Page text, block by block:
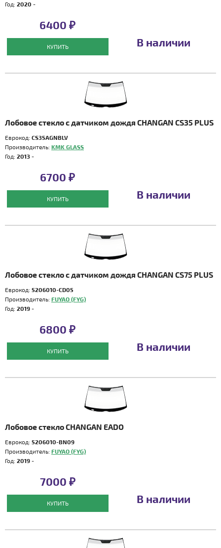
Год: 2020 -
6400 ₽
КУПИТЬ В наличии
Лобовое стекло с датчиком дождя CHANGAN CS35 PLUS
Еврокод: CS35AGNBLV
Производитель: KMK GLASS
Год: 2013 -
6700 ₽
КУПИТЬ В наличии
Лобовое стекло с датчиком дождя CHANGAN CS75 PLUS
Еврокод: 5206010-CD05
Производитель: FUYAO (FYG)
Год: 2019 -
6800 ₽
КУПИТЬ В наличии
Лобовое стекло CHANGAN EADO
Еврокод: 5206010-BN09
Производитель: FUYAO (FYG)
Год: 2019 -
7000 ₽
КУПИТЬ В наличии